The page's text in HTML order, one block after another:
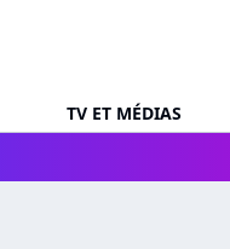
TV ET MÉDIAS